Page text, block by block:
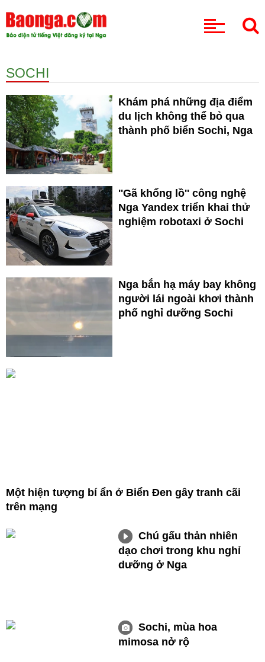
SOCHI
Khám phá những địa điểm
du lịch không thể bỏ qua
thành phố biển Sochi, Nga
''Gã khổng lồ'' công nghệ
Nga Yandex triển khai thử
nghiệm robotaxi ở Sochi
Nga bắn hạ máy bay không
người lái ngoài khơi thành
phố nghỉ dưỡng Sochi
Một hiện tượng bí ẩn ở Biển Đen gây tranh cãi
trên mạng
Chú gấu thản nhiên
dạo chơi trong khu nghỉ
dưỡng ở Nga
Sochi, mùa hoa
mimosa nở rộ